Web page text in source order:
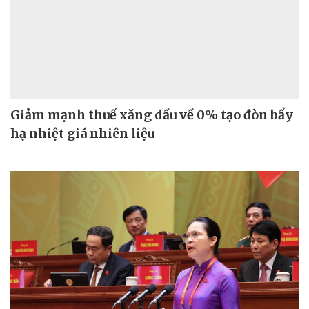
Giảm mạnh thuế xăng dầu về 0% tạo đòn bẩy
hạ nhiệt giá nhiên liệu